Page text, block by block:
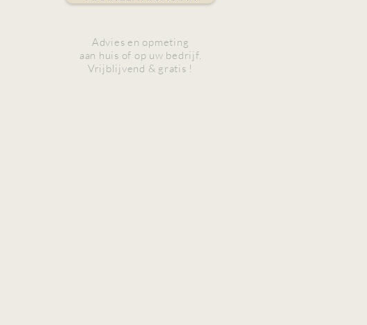
Advies en opmeting
aan huis of op uw bedrijf.
Vrijblijvend & gratis !